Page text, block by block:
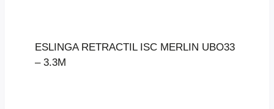
ESLINGA RETRACTIL ISC MERLIN UBO33
– 3.3M